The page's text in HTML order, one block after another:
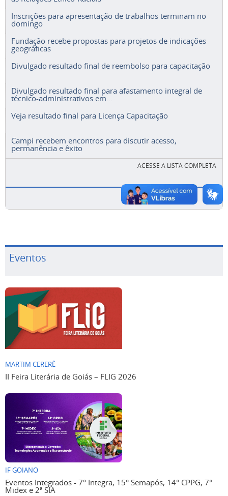
Inscrições para apresentação de trabalhos terminam no
domingo
Fundação recebe propostas para projetos de indicações
geográficas
Divulgado resultado final de reembolso para capacitação
Divulgado resultado final para afastamento integral de
técnico-administrativos em...
Veja resultado final para Licença Capacitação
Campi recebem encontros para discutir acesso,
permanência e êxito
ACESSE A LISTA COMPLETA
Eventos
MARTIM CERERÊ
II Feira Literária de Goiás – FLIG 2026
IF GOIANO
Eventos Integrados - 7° Integra, 15° Semapós, 14° CPPG, 7°
Midex e 2ª SIA